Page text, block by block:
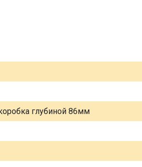
глубиной 86мм